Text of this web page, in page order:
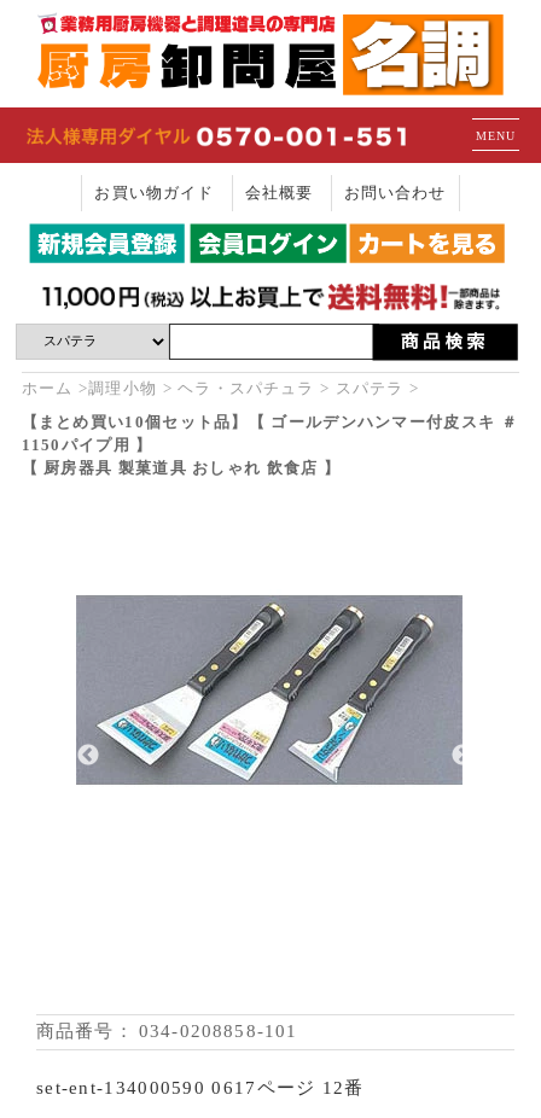
MENU
お買い物ガイド 会社概要 お問い合わせ
ホーム 調理小物 ヘラ・スパチュラ
スパテラ
【まとめ買い10個セット品】【 ゴールデンハンマー付皮スキ ＃
1150パイプ用 】
【 厨房器具 製菓道具 おしゃれ 飲食店 】
商品番号： 034-0208858-101
set-ent-134000590 0617ページ 12番